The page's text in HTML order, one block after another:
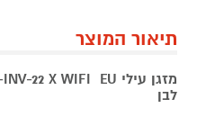
תיאור המוצר
לבן